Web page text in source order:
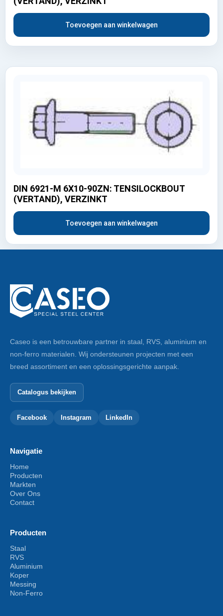
Toevoegen aan winkelwagen
DIN 6921-M 6X10-90ZN: TENSILOCKBOUT
(VERTAND), VERZINKT
Toevoegen aan winkelwagen
Caseo is een betrouwbare partner in staal, RVS, aluminium en
non-ferro materialen. Wij ondersteunen projecten met een
breed assortiment en een oplossingsgerichte aanpak.
Catalogus bekijken
Facebook Instagram LinkedIn
Navigatie
Home
Producten
Markten
Over Ons
Contact
Producten
Staal
RVS
Aluminium
Koper
Messing
Non-Ferro